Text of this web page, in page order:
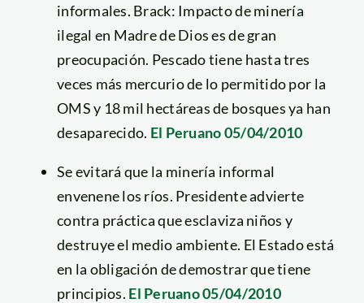
informales. Brack: Impacto de minería
ilegal en Madre de Dios es de gran
preocupación. Pescado tiene hasta tres
veces más mercurio de lo permitido por la
OMS y 18 mil hectáreas de bosques ya han
desaparecido. El Peruano 05/04/2010
Se evitará que la minería informal
envenene los ríos. Presidente advierte
contra práctica que esclaviza niños y
destruye el medio ambiente. El Estado está
en la obligación de demostrar que tiene
principios. El Peruano 05/04/2010